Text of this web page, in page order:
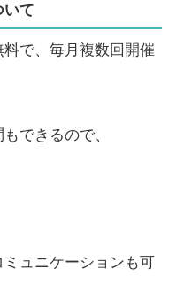
いて
で、毎月複数回開催
できるので、
ュニケーションも可